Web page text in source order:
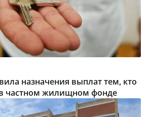
назначения выплат тем, кто
частном жилищном фонде